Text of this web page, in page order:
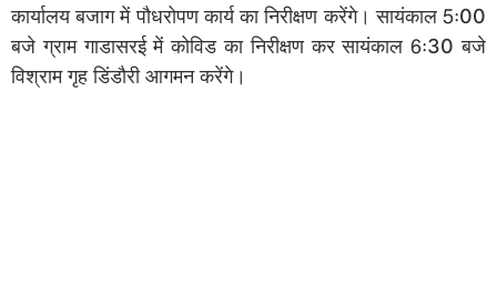
कार्यालय बजाग में पौधरोपण कार्य का निरीक्षण करेंगे। सायंकाल 5ः00
बजे ग्राम गाडासरई में कोविड का निरीक्षण कर सायंकाल 6ः30 बजे
विश्राम गृह डिंडौरी आगमन करेंगे।